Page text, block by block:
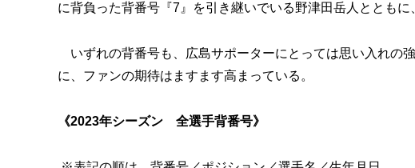
に背負った背番号『7』を引き継いでいる野津田岳人とともに
いずれの背番号も、広島サポーターにとっては思い入れの
に、ファンの期待はますます高まっている。
《2023年シーズン 全選手背番号》